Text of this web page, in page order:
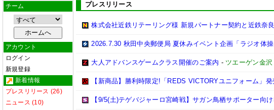
チーム
アカウント
ログイン
新規登録
新着情報
プレスリリース (26)
ニュース (10)
プレスリリース
株式会社近鉄リテーリング様 新規パートナー契約と近鉄奈
2026.7.30 秋田中央郵便局 夏休みイベント企画「ラジオ体
大人アドバンスゲームクラス開催のご案内 - ツエーゲン金沢
【新商品】勝利時限定!「REDS VICTORYユニフォーム」発
【9/5(土)テゲバジャーロ宮崎戦】サガン鳥栖サポーター向